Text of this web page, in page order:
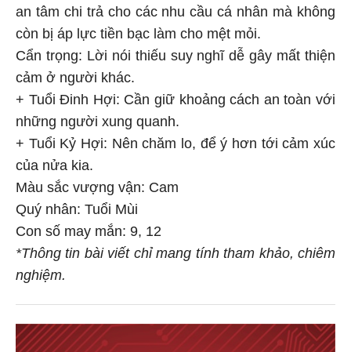
an tâm chi trả cho các nhu cầu cá nhân mà không
còn bị áp lực tiền bạc làm cho mệt mỏi.
Cẩn trọng: Lời nói thiếu suy nghĩ dễ gây mất thiện
cảm ở người khác.
+ Tuổi Đinh Hợi: Cần giữ khoảng cách an toàn với
những người xung quanh.
+ Tuổi Kỷ Hợi: Nên chăm lo, để ý hơn tới cảm xúc
của nửa kia.
Màu sắc vượng vận: Cam
Quý nhân: Tuổi Mùi
Con số may mắn: 9, 12
*Thông tin bài viết chỉ mang tính tham khảo, chiêm
nghiệm.